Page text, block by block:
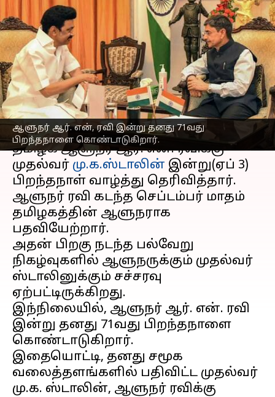
ஆளுநர் ஆர். என், ரவி இன்று தனது 71வது
பிறந்தநாளை கொண்டாடுகிறார்.
ஆளுநர் ஆர்.என்.ரவிக்கு
பிறந்தநாள் வாழ்த்து
தெரிவித்த முதல்வர்
ஸ்டாலின்
எழுதியவர் Sindhuja SM Apr 03, 2023 10:22 am
செய்தி முன்னோட்டம்
தமிழக ஆளுநர் ஆர். என். ரவிக்கு
முதல்வர் மு.க.ஸ்டாலின் இன்று(ஏப் 3)
பிறந்தநாள் வாழ்த்து தெரிவித்தார்.
ஆளுநர் ரவி கடந்த செப்டம்பர் மாதம்
தமிழகத்தின் ஆளுநராக
பதவியேற்றார்.
அதன் பிறகு நடந்த பல்வேறு
நிகழ்வுகளில் ஆளுநருக்கும் முதல்வர்
ஸ்டாலினுக்கும் சச்சரவு
ஏற்பட்டிருக்கிறது.
இந்நிலையில், ஆளுநர் ஆர். என். ரவி
இன்று தனது 71வது பிறந்தநாளை
கொண்டாடுகிறார்.
இதையொட்டி, தனது சமூக
வலைத்தளங்களில் பதிவிட்ட முதல்வர்
மு.க. ஸ்டாலின், ஆளுநர் ரவிக்கு